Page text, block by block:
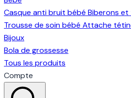
Casque anti bruit bébé Biberons
Trousse de soin bébé Attache
Bijoux
Bola de grossesse
Tous les produits
Compte